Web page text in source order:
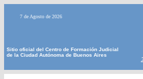
7 de Agosto de 2026
Sitio oficial del Centro de Formación Judicial
de la Ciudad Autónoma de Buenos Aires